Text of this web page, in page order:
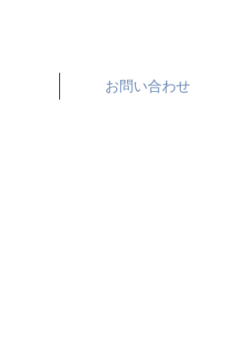
お問い合わせ